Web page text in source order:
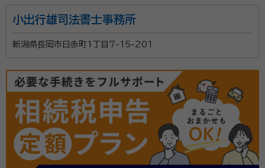
小出行雄司法書士事務所
新潟県長岡市日赤町1丁目7-15-201